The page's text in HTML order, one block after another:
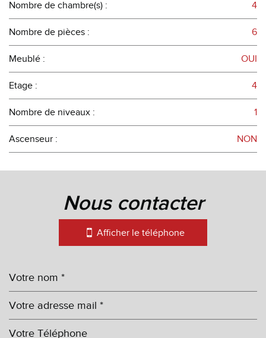
Nombre de chambre(s) : 4
Nombre de pièces : 6
Meublé : OUI
Etage : 4
Nombre de niveaux : 1
Ascenseur : NON
nous contacter
Afficher le téléphone